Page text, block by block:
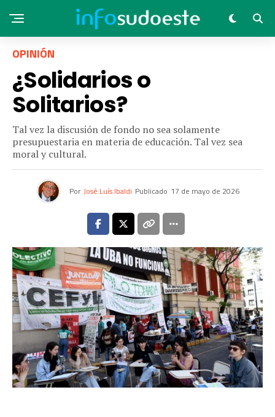
OPINIÓN
¿Solidarios o
Solitarios?
Tal vez la discusión de fondo no sea solamente
presupuestaria en materia de educación. Tal vez sea
moral y cultural.
Por José Luís Ibaldi Publicado 17 de mayo de 2026